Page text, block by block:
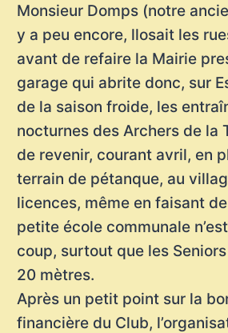
Monsieur Domps (notre
y a peu encore, llosait les
avant de refaire la Mairie
garage qui abrite donc, sur
de la saison froide, les
nocturnes des Archers de la
de revenir, courant avril, en
terrain de pétanque, au
licences, même en faisant
petite école communale
coup, surtout que les
20 mètres.
Après un petit point sur la
financière du Club,